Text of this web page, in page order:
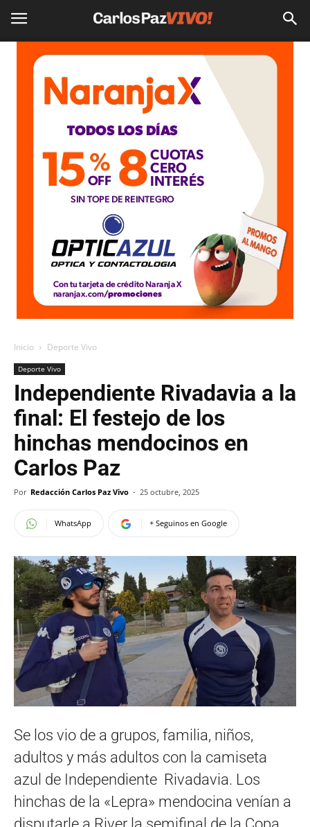
Inicio Deporte Vivo
Deporte Vivo
Independiente Rivadavia a la
final: El festejo de los
hinchas mendocinos en
Carlos Paz
Por Redacción Carlos Paz Vivo - 25 octubre, 2025
WhatsApp + Seguinos en Google
Se los vio de a grupos, familia, niños,
adultos y más adultos con la camiseta
azul de Independiente Rivadavia. Los
hinchas de la «Lepra» mendocina venían a